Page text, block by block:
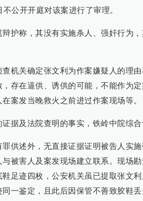
不公开开庭对该案进行了审理。
辩护称，其没有实施杀人、强奸行为
机关确定张文利为作案嫌疑人的理
存在逼供、诱供的可能，不能作为
案发当晚救火之前进过作案现场等。
据及法院查明的事实，铁岭中院综合
供述外，无直接证据证明被告人实
被害人及案发现场建立联系。现场
鞋足迹四枚，公安机关虽已提取张文
一鉴定，且此后因保管不善致胶鞋